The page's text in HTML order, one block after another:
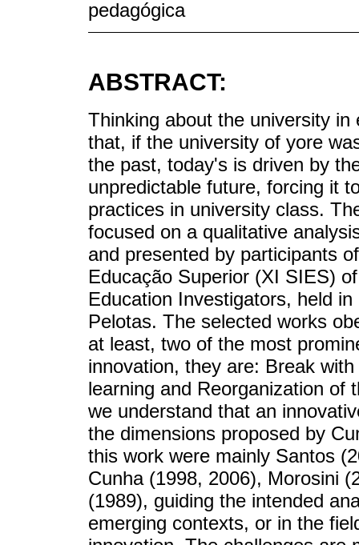
pedagógica
ABSTRACT:
Thinking about the university
that, if the university of yore
the past, today's is driven by
unpredictable future, forcing it
practices in university class.
focused on a qualitative
and presented by participants
Educação Superior (XI SIES)
Education Investigators, held
Pelotas. The selected works
at least, two of the most
innovation, they are: Break
learning and Reorganization of
we understand that an
the dimensions proposed by
this work were mainly Santos
Cunha (1998, 2006), Morosini
(1989), guiding the intended
emerging contexts, or in the